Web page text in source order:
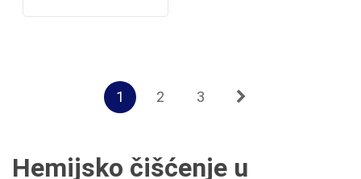
1 2 3
Hemijsko čišćenje u